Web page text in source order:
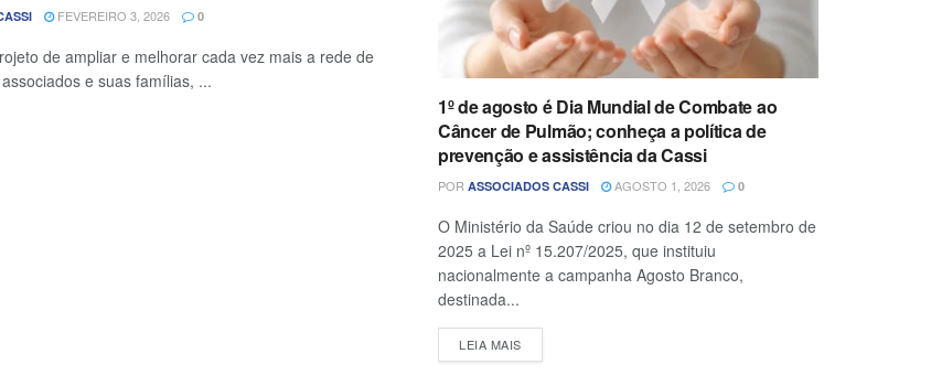
FEVEREIRO 3, 2026 0
de ampliar e melhorar cada vez mais a rede de
e suas famílias, ...
1º de agosto é Dia Mundial de Combate ao
Câncer de Pulmão; conheça a política de
prevenção e assistência da Cassi
POR ASSOCIADOS CASSI AGOSTO 1, 2026 0
O Ministério da Saúde criou no dia 12 de setembro de
2025 a Lei nº 15.207/2025, que instituiu
nacionalmente a campanha Agosto Branco,
destinada...
LEIA MAIS